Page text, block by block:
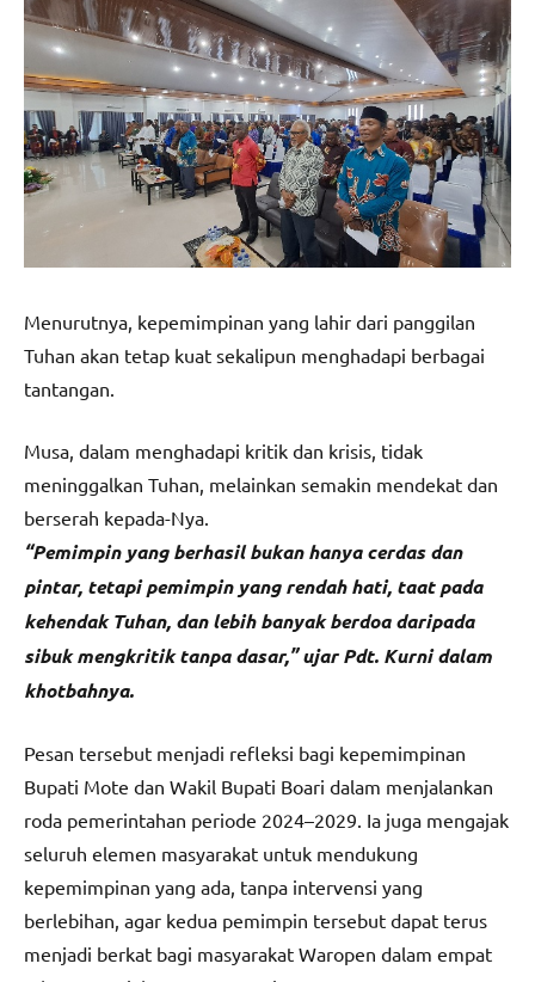
Menurutnya, kepemimpinan yang lahir dari panggilan
Tuhan akan tetap kuat sekalipun menghadapi berbagai
tantangan.
Musa, dalam menghadapi kritik dan krisis, tidak
meninggalkan Tuhan, melainkan semakin mendekat dan
berserah kepada-Nya.
“Pemimpin yang berhasil bukan hanya cerdas dan
pintar, tetapi pemimpin yang rendah hati, taat pada
kehendak Tuhan, dan lebih banyak berdoa daripada
sibuk mengkritik tanpa dasar,” ujar Pdt. Kurni dalam
khotbahnya.
Pesan tersebut menjadi refleksi bagi kepemimpinan
Bupati Mote dan Wakil Bupati Boari dalam menjalankan
roda pemerintahan periode 2024–2029. Ia juga mengajak
seluruh elemen masyarakat untuk mendukung
kepemimpinan yang ada, tanpa intervensi yang
berlebihan, agar kedua pemimpin tersebut dapat terus
menjadi berkat bagi masyarakat Waropen dalam empat